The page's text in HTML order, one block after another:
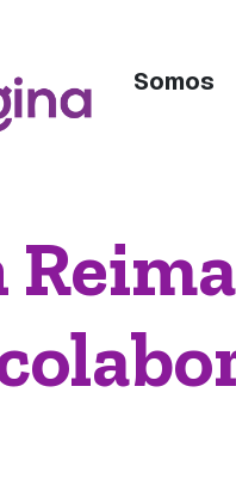
Somos